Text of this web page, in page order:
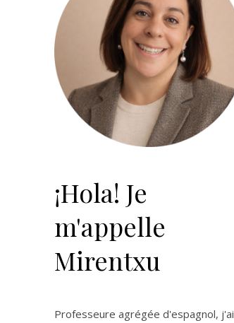
¡Hola! Je
m'appelle
Mirentxu
Professeure agrégée d'espagnol, j'ai